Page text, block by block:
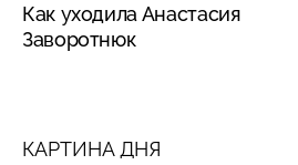
Как уходила Анастасия
Заворотнюк
КАРТИНА ДНЯ